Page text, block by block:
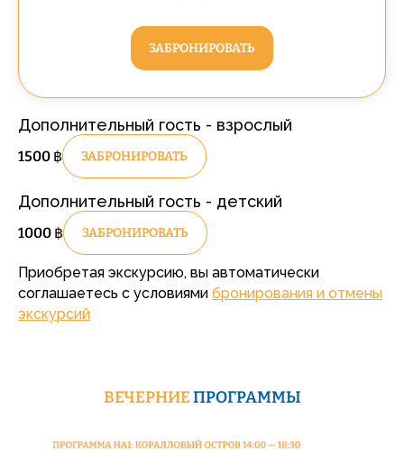
ЗАБРОНИРОВАТЬ
Дополнительный гость - взрослый
1500 ฿ ЗАБРОНИРОВАТЬ
Дополнительный гость - детский
1000 ฿ ЗАБРОНИРОВАТЬ
Приобретая экскурсию, вы автоматически
соглашаетесь с условиями бронирования и отмены
экскурсий
ВЕЧЕРНИЕПРОГРАММЫ